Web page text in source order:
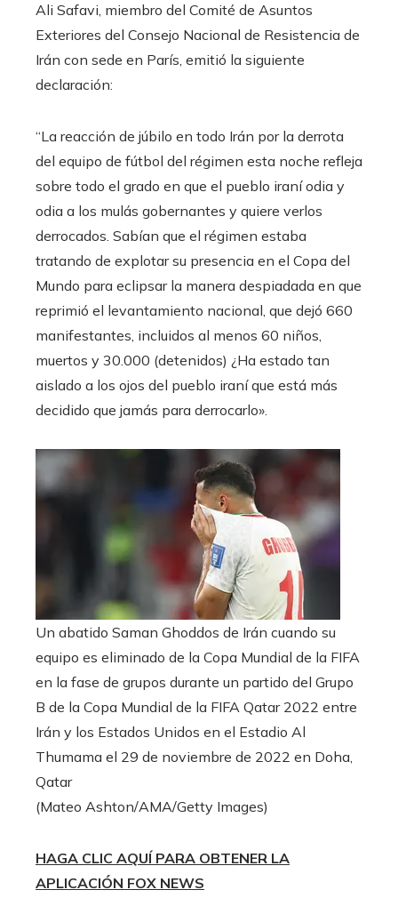
Ali Safavi, miembro del Comité de Asuntos
Exteriores del Consejo Nacional de Resistencia de
Irán con sede en París, emitió la siguiente
declaración:
“La reacción de júbilo en todo Irán por la derrota
del equipo de fútbol del régimen esta noche refleja
sobre todo el grado en que el pueblo iraní odia y
odia a los mulás gobernantes y quiere verlos
derrocados. Sabían que el régimen estaba
tratando de explotar su presencia en el Copa del
Mundo para eclipsar la manera despiadada en que
reprimió el levantamiento nacional, que dejó 660
manifestantes, incluidos al menos 60 niños,
muertos y 30.000 (detenidos) ¿Ha estado tan
aislado a los ojos del pueblo iraní que está más
decidido que jamás para derrocarlo».
Un abatido Saman Ghoddos de Irán cuando su
equipo es eliminado de la Copa Mundial de la FIFA
en la fase de grupos durante un partido del Grupo
B de la Copa Mundial de la FIFA Qatar 2022 entre
Irán y los Estados Unidos en el Estadio Al
Thumama el 29 de noviembre de 2022 en Doha,
Qatar
(Mateo Ashton/AMA/Getty Images)
HAGA CLIC AQUÍ PARA OBTENER LA
APLICACIÓN FOX NEWS